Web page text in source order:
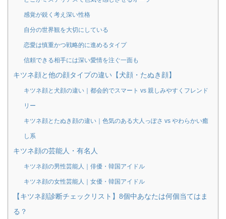
感覚が鋭く考え深い性格
自分の世界観を大切にしている
恋愛は慎重かつ戦略的に進めるタイプ
信頼できる相手には深い愛情を注ぐ一面も
キツネ顔と他の顔タイプの違い【犬顔・たぬき顔】
キツネ顔と犬顔の違い｜都会的でスマート vs 親しみやすくフレンド
リー
キツネ顔とたぬき顔の違い｜色気のある大人っぽさ vs やわらかい癒
し系
キツネ顔の芸能人・有名人
キツネ顔の男性芸能人｜俳優・韓国アイドル
キツネ顔の女性芸能人｜女優・韓国アイドル
【キツネ顔診断チェックリスト】8個中あなたは何個当てはま
る？